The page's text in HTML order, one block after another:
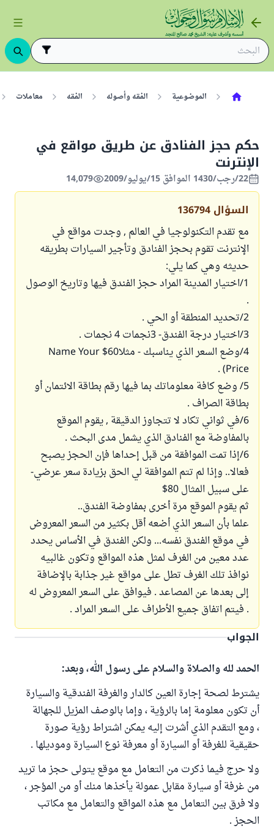
الموضوعية الفقه وأصوله الفقه معاملات
حكم حجز الفنادق عن طريق مواقع في
الإنترنت
22/رجب/1430 الموافق 15/يوليو/2009 14,079
السؤال 136794
مع تقدم التكنولوجيا في العالم , وجدت مواقع في
الإنترنت تقوم بحجز الفنادق وتأجير السيارات بطريقه
حديثه وهي كما يلي:
1/اختيار المدينة المراد حجز الفندق فيها وتاريخ الوصول
.
2/تحديد المنطقة أو الحي .
3/اختيار درجة الفندق- 3نجمات 4 نجمات .
4/وضع السعر الذي يناسبك - مثلا60$ Name Your
Price) .
5/ وضع كافة معلوماتك بما فيها رقم بطاقة الائتمان أو
بطاقة الصراف .
6/في ثواني تكاد لا تتجاوز الدقيقة , يقوم الموقع
بالمفاوضة مع الفنادق الذي يشمل مدى البحث .
6/إذا تمت الموافقة من قبل إحداها فإن الحجز يصبح
فعالا.. وإذا لم تتم الموافقة لي الحق بزيادة سعر عرضي-
على سبيل المثال 80$
ثم يقوم الموقع مرة أخرى بمفاوضة الفندق..
علما بأن السعر الذي أضعه أقل بكثير من السعر المعروض
في موقع الفندق نفسه... ولكن الفندق في الأساس يحدد
عدد معين من الغرف لمثل هذه المواقع وتكون غالبيه
نوافذ تلك الغرف تطل على مواقع غير جذابة بالإضافة
إلى بعدها عن المصاعد . فيوافق على السعر المعروض له
. فيتم اتفاق جميع الأطراف على السعر المراد .
الجواب
الحمد لله والصلاة والسلام على رسول الله، وبعد:
يشترط لصحة إجارة العين كالدار والغرفة الفندقية والسيارة
أن تكون معلومة إما بالرؤية ، وإما بالوصف المزيل للجهالة
، ومع التقدم الذي أشرت إليه يمكن اشتراط رؤية صورة
حقيقية للغرفة أو السيارة أو معرفة نوع السيارة وموديلها .
ولا حرج فيما ذكرت من التعامل مع موقع يتولى حجز ما تريد
من غرفة أو سيارة مقابل عمولة يأخذها منك أو من المؤجر ،
ولا فرق بين التعامل مع هذه المواقع والتعامل مع مكاتب
الحجز .